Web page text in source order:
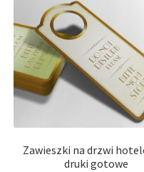
Zawieszki na drzwi
druki gotowe